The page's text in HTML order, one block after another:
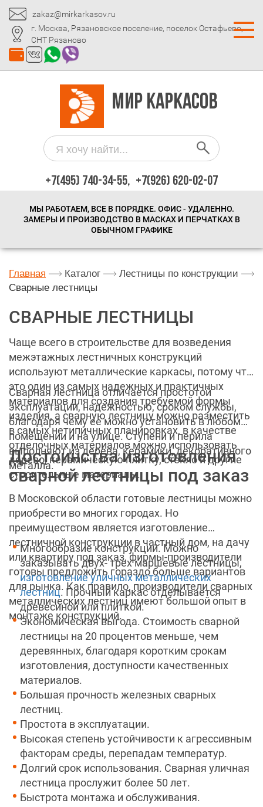
zakaz@mirkarkasov.ru
г. Москва, Рязановское поселение, поселок Остафьево,
СНТ Рязаново
МИР КАРКАСОВ
+7(495) 740-34-55, +7(926) 620-02-07
МЫ РАБОТАЕМ, ВСЕ В ПОРЯДКЕ. ОФИС - УДАЛЕННО.
ЗАМЕРЫ И ПРОИЗВОДСТВО В МАСКАХ И ПЕРЧАТКАХ В
ОБЫЧНОМ ГРАФИКЕ
Главная Каталог
Лестницы по конструкции
Сварные лестницы
СВАРНЫЕ ЛЕСТНИЦЫ
Чаще всего в строительстве для возведения
межэтажных лестничных конструкций
используют металлические каркасы, потому что
это один из самых надежных и практичных
материалов для создания требуемой формы
изделия, а сварную лестницу можно разместить
в самых нетипичных планировках, в качестве
отделочных материалов можно использовать
дерево, керамическую плитку, стекло и другие
строительные материалы.
Сварная лестница отличается простотой
эксплуатации, надежностью, сроком службы,
благодаря чему ее можно установить в любом
помещении и на улице. Ступени и перила
выполняют из дерева, керамики, декоративного
металла.
Достоинства изготовления
сварной лестницы под заказ
В Московской области готовые лестницы можно
приобрести во многих городах. Но
преимуществом является изготовление
лестничной конструкции в частный дом, на дачу
или квартиру под заказ, фирмы-производители
готовы предложить гораздо больше вариантов
для рынка. Как правило, производители сварных
металлических лестниц имеют большой опыт в
монтаже конструкций.
Многообразие конструкций. Можно
заказывать двух- трех маршевые лестницы,
изготовление уличных металлических
лестниц. Прочный каркас отделывается
древесиной или плиткой.
Экономическая выгода. Стоимость сварной
лестницы на 20 процентов меньше, чем
деревянных, благодаря коротким срокам
изготовления, доступности качественных
материалов.
Большая прочность железных сварных
лестниц.
Простота в эксплуатации.
Высокая степень устойчивости к агрессивным
факторам среды, перепадам температур.
Долгий срок использования. Сварная уличная
лестница прослужит более 50 лет.
Быстрота монтажа и обслуживания.